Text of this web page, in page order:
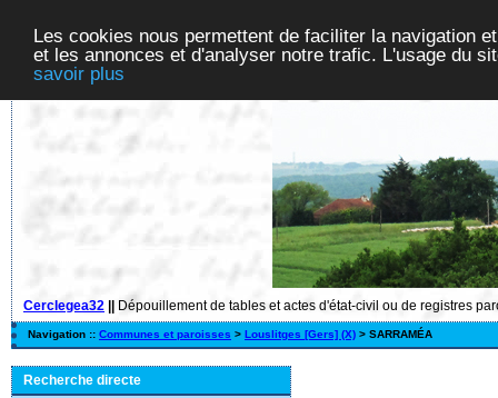
Les cookies nous permettent de faciliter la navigation
et les annonces et d'analyser notre trafic. L'usage du
savoir plus
Cerclegea32 Dépouillement de tables et actes d'état-civil ou de registres
Navigation :: Communes et paroisses > Louslitges [Gers] (X) > SARRAMÉA
Recherche directe